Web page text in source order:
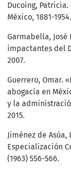
Ducoing,
México, 1881-
Garmabella, José
impactantes del
2007.
Guerrero, Omar.
abogacía en
y la
2015.
Jiménez de
Especialización
(1963) 556-566.